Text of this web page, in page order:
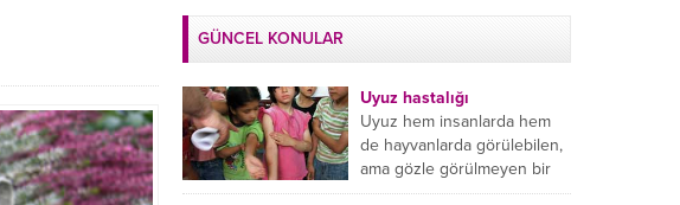
GÜNCEL KONULAR
Uyuz hastalığı
Uyuz hem insanlarda hem
de hayvanlarda görülebilen,
ama gözle görülmeyen bir
tür mikroplu böcek